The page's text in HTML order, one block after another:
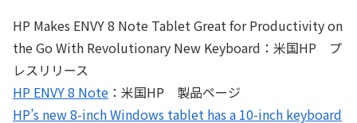
HP Makes ENVY 8 Note Tablet Great for Productivity on
the Go With Revolutionary New Keyboard：米国HP プ
レスリリース
HP ENVY 8 Note ：米国HP 製品ページ
HP’s new 8-inch Windows tablet has a 10-inch keyboard